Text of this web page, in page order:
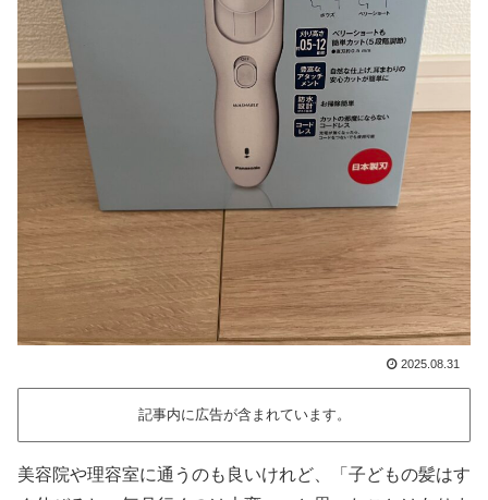
2025.08.31
記事内に広告が含まれています。
美容院や理容室に通うのも良いけれど、「子どもの髪はす